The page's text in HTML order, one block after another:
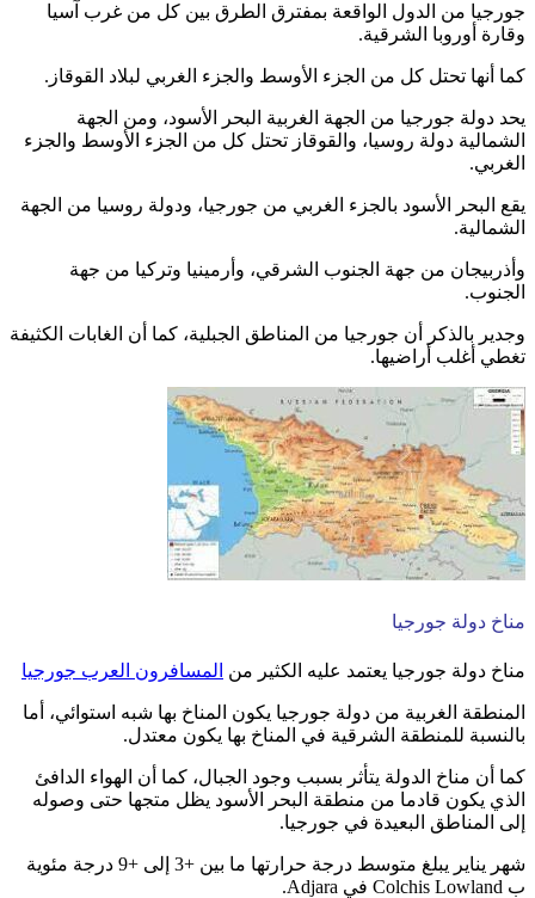
جورجيا من الدول الواقعة بمفترق الطرق بين كل من غرب آسيا
وقارة أوروبا الشرقية.
كما أنها تحتل كل من الجزء الأوسط والجزء الغربي لبلاد القوقاز.
يحد دولة جورجيا من الجهة الغربية البحر الأسود، ومن الجهة
الشمالية دولة روسيا، والقوقاز تحتل كل من الجزء الأوسط والجزء
الغربي.
يقع البحر الأسود بالجزء الغربي من جورجيا، ودولة روسيا من الجهة
الشمالية.
وأذربيجان من جهة الجنوب الشرقي، وأرمينيا وتركيا من جهة
الجنوب.
وجدير بالذكر أن جورجيا من المناطق الجبلية، كما أن الغابات الكثيفة
تغطي أغلب أراضيها.
مناخ دولة جورجيا
مناخ دولة جورجيا يعتمد عليه الكثير من المسافرون العرب جورجيا
المنطقة الغربية من دولة جورجيا يكون المناخ بها شبه استوائي، أما
بالنسبة للمنطقة الشرقية في المناخ بها يكون معتدل.
كما أن مناخ الدولة يتأثر بسبب وجود الجبال، كما أن الهواء الدافئ
الذي يكون قادما من منطقة البحر الأسود يظل متجها حتى وصوله
إلى المناطق البعيدة في جورجيا.
شهر يناير يبلغ متوسط درجة حرارتها ما بين +3 إلى +9 درجة مئوية
ب Colchis Lowland في Adjara.